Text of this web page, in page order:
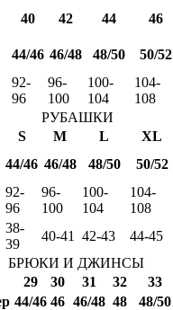
40 42 44 46
44/46 46/48 48/50 50/52
92-
96
96-
100
100-
104
104-
108
РУБАШКИ
S M L XL
44/46 46/48 48/50 50/52
92-
96
96-
100
100-
104
104-
108
38-
39
40-41 42-43 44-45
БРЮКИ И ДЖИНСЫ
29 30 31 32 33
44/46 46 46/48 48 48/50